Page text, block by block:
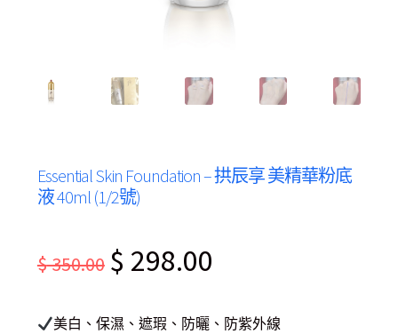
Essential Skin Foundation – 拱辰享 美精華粉底
液 40ml (1/2號)
$350.00 Original
was:
$ 298.00
is:
美白、保濕、遮瑕、防曬、防紫外線